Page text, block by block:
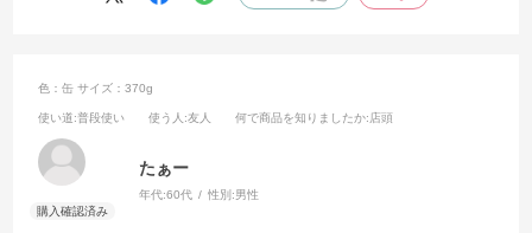
色：缶 サイズ：370g
使い道:普段使い 使う人 :友人 何で商品を知りましたか:店頭
たぁー
年代:60代 性別:男性